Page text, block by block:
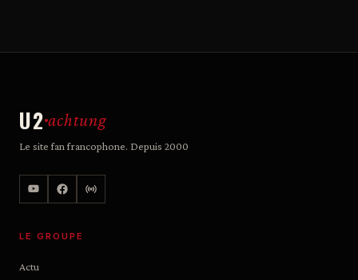
U2 achtung
Le site fan francophone. Depuis 2000
LE GROUPE
Actu